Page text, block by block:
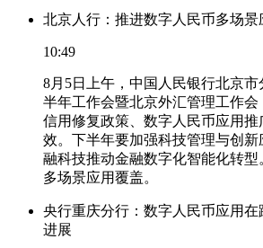
北京人行：推进数字人民币多场景
10:49
8月5日上午，中国人民银行北京市
半年工作会暨北京外汇管理工作会
信用修复政策、数字人民币应用
效。下半年要加强科技管理与创新
融科技推动金融数字化智能化转型
多场景应用覆盖。
央行重庆分行：数字人民币应用
进展